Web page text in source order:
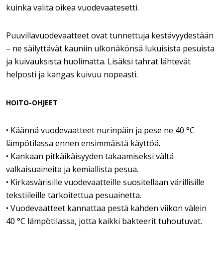
kuinka valita oikea vuodevaatesetti.
Puuvillavuodevaatteet ovat tunnettuja kestävyydestään
– ne säilyttävät kauniin ulkonäkönsä lukuisista pesuista
ja kuivauksista huolimatta. Lisäksi tahrat lähtevät
helposti ja kangas kuivuu nopeasti.
HOITO-OHJEET
• Käännä vuodevaatteet nurinpäin ja pese ne 40 °C
lämpötilassa ennen ensimmäistä käyttöä.
• Kankaan pitkäikäisyyden takaamiseksi vältä
valkaisuaineita ja kemiallista pesua.
• Kirkasvärisille vuodevaatteille suositellaan värillisille
tekstiileille tarkoitettua pesuainetta.
• Vuodevaatteet kannattaa pestä kahden viikon välein
40 °C lämpötilassa, jotta kaikki bakteerit tuhoutuvat.